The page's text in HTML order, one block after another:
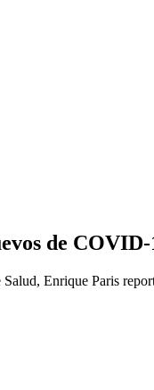
de
Enrique Paris